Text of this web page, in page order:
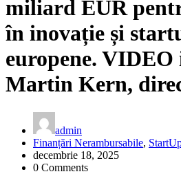
miliard EUR
în inovație și
europene.
Martin Kern,
admin
Finanțări Nerambursabile,
decembrie 18, 2025
0 Comments